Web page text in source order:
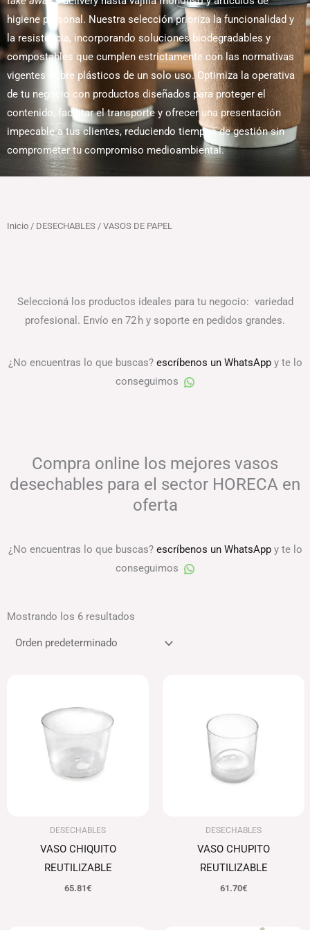
higiene personal. Nuestra selección prioriza la funcionalidad y
la resistencia, incorporando soluciones biodegradables y
compostables que cumplen estrictamente con las normativas
vigentes sobre plásticos de un solo uso. Optimiza la operativa
de tu negocio con productos diseñados para proteger el
contenido, facilitar el transporte y ofrecer una presentación
impecable a tus clientes, reduciendo tiempos de gestión sin
comprometer tu compromiso medioambiental.
Inicio / DESECHABLES / VASOS DE PAPEL
Seleccioná los productos ideales para tu negocio: variedad
profesional. Envío en 72 h y soporte en pedidos grandes.
¿No encuentras lo que buscas? escríbenos un WhatsAppy te lo
conseguimos
Compra online los mejores vasos
desechables para el sector HORECA en
oferta
¿No encuentras lo que buscas? escríbenos un WhatsAppy te lo
conseguimos
Mostrando los 6 resultados
DESECHABLES
VASO CHIQUITO
REUTILIZABLE
65.81€
DESECHABLES
VASO CHUPITO
REUTILIZABLE
61.70€